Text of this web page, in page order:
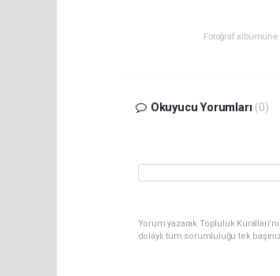
Fotoğraf
Okuyucu Yorumları (0)
Yorum yazarak Topluluk
dolaylı tüm sorumluluğu tek